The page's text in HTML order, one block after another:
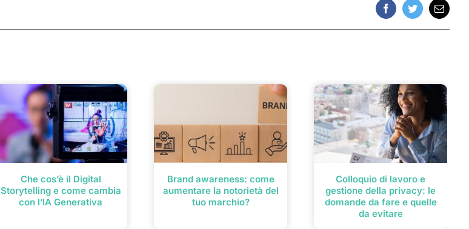
FacebookTwitterEmail
Che cos’è il Digital
Storytelling e come cambia
con l’IA Generativa
Brand awareness: come
aumentare la notorietà del
tuo marchio?
Colloquio di lavoro e
gestione della privacy: le
domande da fare e quelle
da evitare